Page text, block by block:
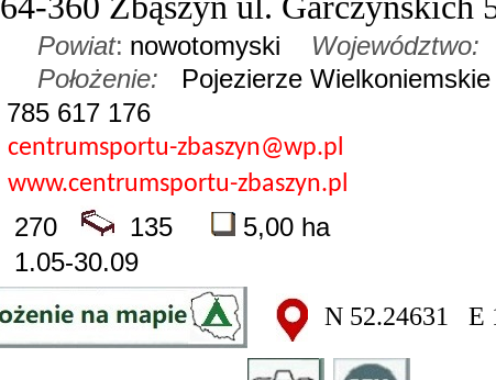
Powiat: nowotomyski Województwo:
Położenie:
Pojezierze Wielkoniemskie
785 617 176
centrumsportu-zbaszyn@wp.pl
www.centrumsportu-zbaszyn.pl
270 135
5,00 ha
1.05-30.09
N 52.24631 E